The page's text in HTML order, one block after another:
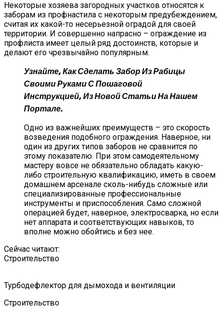
Некоторые хозяева загородных участков относятся к
заборам из профнастила с некоторым предубеждением,
считая их какой-то несерьезной оградой для своей
территории. И совершенно напрасно – ограждение из
профлиста имеет целый ряд достоинств, которые и
делают его чрезвычайно популярным.
Узнайте, Как Сделать Забор Из Рабицы
Своими Руками С Пошаговой
Инструкцией, Из Новой Статьи На Нашем
Портале.
Одно из важнейших преимуществ – это скорость
возведения подобного ограждения. Наверное, ни
один из других типов заборов не сравнится по
этому показателю. При этом самодеятельному
мастеру вовсе не обязательно обладать какую-
либо строительную квалификацию, иметь в своем
домашнем арсенале сколь-нибудь сложные или
специализированные профессиональные
инструменты и приспособления. Само сложной
операцией будет, наверное, электросварка, но если
нет аппарата и соответствующих навыков, то
вполне можно обойтись и без нее.
Сейчас читают:
Строительство
Турбодефлектор для дымохода и вентиляции
Строительство